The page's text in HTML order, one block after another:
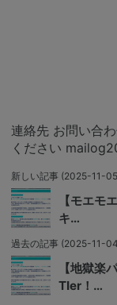
連絡先 お問い合
ください
新しい記事 (2025-11-
【モエモ
キ…
過去の記事 (2025-11-
【地獄楽
TIer！…